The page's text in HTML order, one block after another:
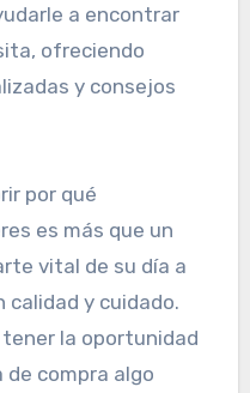
a encontrar
ofreciendo
y consejos
por qué
es más que un
vital de su día a
calidad y cuidado.
tener la oportunidad
de compra algo